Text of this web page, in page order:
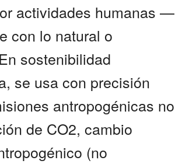
actividades humanas —
con lo natural o
sostenibilidad
se usa con precisión
antropogénicas no
de CO2, cambio
(no